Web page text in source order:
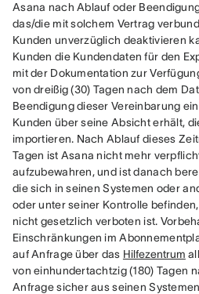
Asana nach Ablauf oder
das/die mit solchem Vertrag
Kunden unverzüglich deaktivieren
Kunden die Kundendaten für den
mit der Dokumentation zur
von dreißig (30) Tagen nach dem
Beendigung dieser Vereinbarung
Kunden über seine Absicht erhält,
importieren. Nach Ablauf dieses
Tagen ist Asana nicht mehr
aufzubewahren, und ist danach
die sich in seinen Systemen oder
oder unter seiner Kontrolle
nicht gesetzlich verboten ist.
Einschränkungen im
auf Anfrage über das Hilfezentrum
von einhundertachtzig (180) Tagen
Anfrage sicher aus seinen